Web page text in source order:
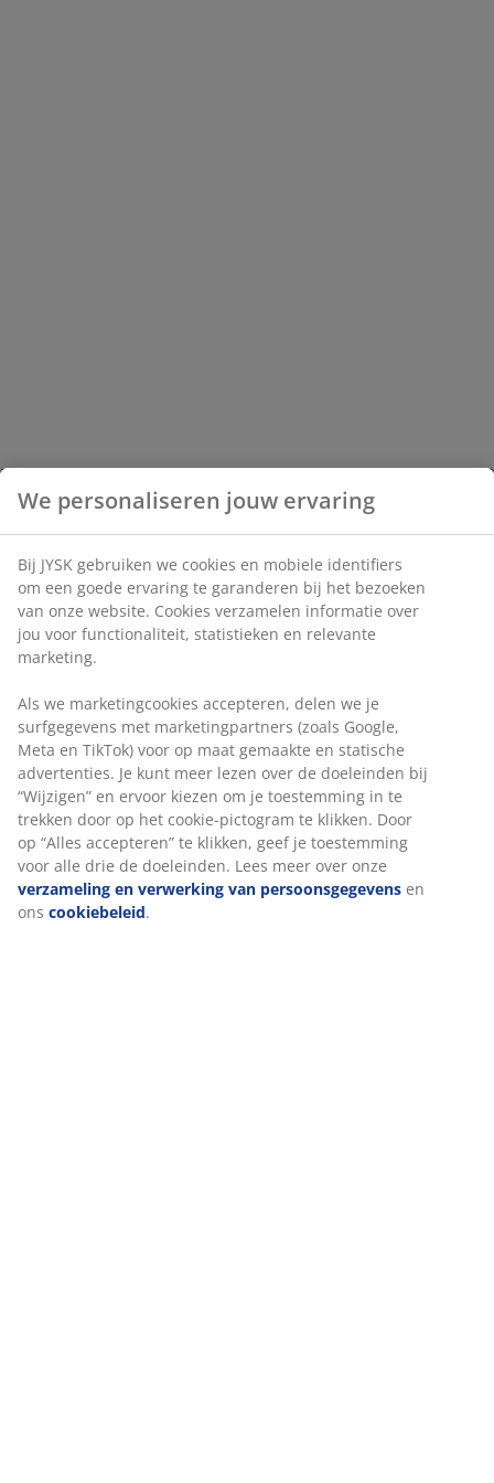
We personaliseren jouw ervaring
Bij JYSK gebruiken we cookies en mobiele identifiers
om een goede ervaring te garanderen bij het bezoeken
van onze website. Cookies verzamelen informatie over
jou voor functionaliteit, statistieken en relevante
marketing.
Als we marketingcookies accepteren, delen we je
surfgegevens met marketingpartners (zoals Google,
Meta en TikTok) voor op maat gemaakte en statische
advertenties. Je kunt meer lezen over de doeleinden bij
“Wijzigen” en ervoor kiezen om je toestemming in te
trekken door op het cookie-pictogram te klikken. Door
op “Alles accepteren” te klikken, geef je toestemming
voor alle drie de doeleinden. Lees meer over onze
verzameling en verwerking van persoonsgegevens en
ons cookiebeleid.